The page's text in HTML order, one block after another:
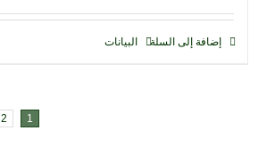
إضافة إلى السلة البيانات
1
2